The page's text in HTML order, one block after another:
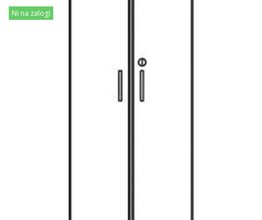
Ni na zalogi